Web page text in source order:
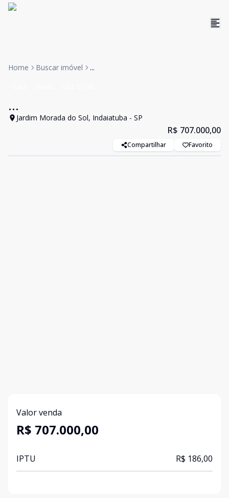
Home Buscar imóvel ...
...
Jardim Morada do Sol, Indaiatuba - SP
R$ 707.000,00
Compartilhar Favorito
Valor venda
R$ 707.000,00
IPTU R$ 186,00